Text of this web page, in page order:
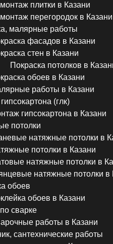
плитки в Казани
перегородок в Казани
малярные работы
фасадов в Казани
стен в Казани
Покраска потолков в
обоев в Казани
работы в Казани
(глк)
гипсокартона в Казани
потолки
натяжные потолки в
потолки в Казани
натяжные потолки в
натяжные потолки в
обоев
обоев в Казани
сварке
работы в Казани
сантехнические работы